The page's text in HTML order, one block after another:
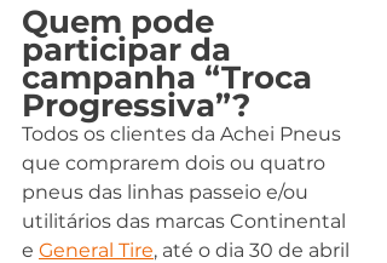
Quem pode
participar da
campanha “Troca
Progressiva”?
Todos os clientes da Achei Pneus
que comprarem dois ou quatro
pneus das linhas passeio e/ou
utilitários das marcas Continental
e General Tire, até o dia 30 de abril